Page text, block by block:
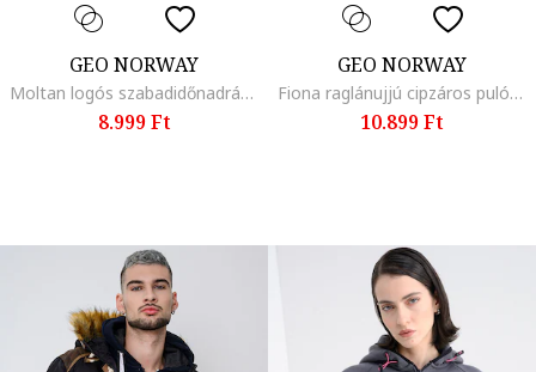
GEO NORWAY
Moltan logós szabadidőnadrág, Fekete
8.999 Ft
GEO NORWAY
Fiona raglánujjú cipzáros pulóver kapucnival, Melange szürke
10.899 Ft